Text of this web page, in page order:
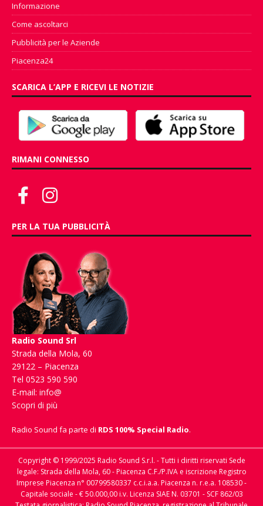
Informazione
Come ascoltarci
Pubblicità per le Aziende
Piacenza24
SCARICA L’APP E RICEVI LE NOTIZIE
RIMANI CONNESSO
PER LA TUA PUBBLICITÀ
Radio Sound Srl
Strada della Mola, 60
29122 – Piacenza
Tel 0523 590 590
E-mail: info@
Scopri di più
Radio Sound fa parte di RDS 100% Special Radio.
Copyright © 1999/2025 Radio Sound S.r.l. - Tutti i diritti riservati Sede
legale: Strada della Mola, 60 - Piacenza C.F./P.IVA e iscrizione Registro
Imprese Piacenza n° 00799580337 c.c.i.a.a. Piacenza n. r.e.a. 108530 -
Capitale sociale - € 50.000,00 i.v. Licenza SIAE N. 03701 - SCF 862/03